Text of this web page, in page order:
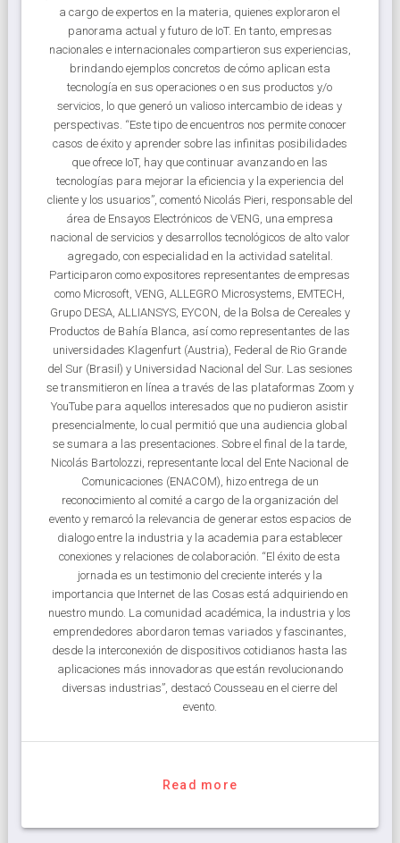
a cargo de expertos en la materia, quienes exploraron el
panorama actual y futuro de IoT. En tanto, empresas
nacionales e internacionales compartieron sus experiencias,
brindando ejemplos concretos de cómo aplican esta
tecnología en sus operaciones o en sus productos y/o
servicios, lo que generó un valioso intercambio de ideas y
perspectivas. “Este tipo de encuentros nos permite conocer
casos de éxito y aprender sobre las infinitas posibilidades
que ofrece IoT, hay que continuar avanzando en las
tecnologías para mejorar la eficiencia y la experiencia del
cliente y los usuarios”, comentó Nicolás Pieri, responsable del
área de Ensayos Electrónicos de VENG, una empresa
nacional de servicios y desarrollos tecnológicos de alto valor
agregado, con especialidad en la actividad satelital.
Participaron como expositores representantes de empresas
como Microsoft, VENG, ALLEGRO Microsystems, EMTECH,
Grupo DESA, ALLIANSYS, EYCON, de la Bolsa de Cereales y
Productos de Bahía Blanca, así como representantes de las
universidades Klagenfurt (Austria), Federal de Rio Grande
del Sur (Brasil) y Universidad Nacional del Sur. Las sesiones
se transmitieron en línea a través de las plataformas Zoom y
YouTube para aquellos interesados que no pudieron asistir
presencialmente, lo cual permitió que una audiencia global
se sumara a las presentaciones. Sobre el final de la tarde,
Nicolás Bartolozzi, representante local del Ente Nacional de
Comunicaciones (ENACOM), hizo entrega de un
reconocimiento al comité a cargo de la organización del
evento y remarcó la relevancia de generar estos espacios de
dialogo entre la industria y la academia para establecer
conexiones y relaciones de colaboración. “El éxito de esta
jornada es un testimonio del creciente interés y la
importancia que Internet de las Cosas está adquiriendo en
nuestro mundo. La comunidad académica, la industria y los
emprendedores abordaron temas variados y fascinantes,
desde la interconexión de dispositivos cotidianos hasta las
aplicaciones más innovadoras que están revolucionando
diversas industrias”, destacó Cousseau en el cierre del
evento.
Read more